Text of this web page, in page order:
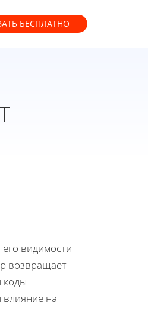
БЕСПЛАТНО
видимости
возвращает
коды
влияние на